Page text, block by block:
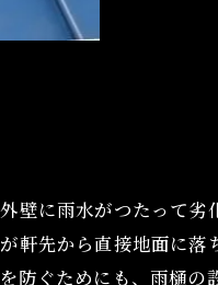
壁に雨水がつたって劣
軒先から直接地面に落
ぐためにも、雨樋の